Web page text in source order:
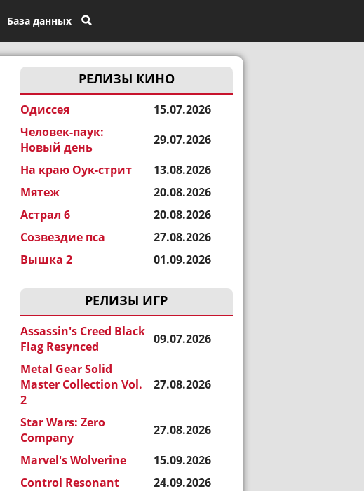
База данных
РЕЛИЗЫ КИНО
Одиссея
15.07.2026
Человек-паук:
Новый день
29.07.2026
На краю Оук-стрит
13.08.2026
Мятеж
20.08.2026
Астрал 6
20.08.2026
Созвездие пса
27.08.2026
Вышка 2
01.09.2026
РЕЛИЗЫ ИГР
Assassin's Creed Black
Flag Resynced
09.07.2026
Metal Gear Solid
Master Collection Vol.
2
27.08.2026
Star Wars: Zero
Company
27.08.2026
Marvel's Wolverine
15.09.2026
Control Resonant
24.09.2026